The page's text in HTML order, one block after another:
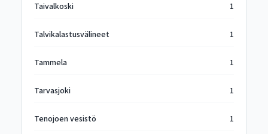
Taivalkoski 1
Talvikalastusvälineet 1
Tammela 1
Tarvasjoki 1
Tenojoen vesistö 1